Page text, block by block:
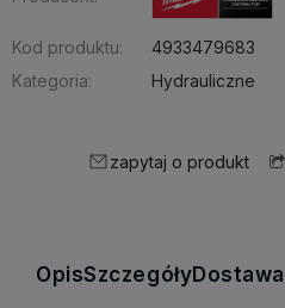
Kod produktu:
4933479683
Kategoria:
Hydrauliczne
zapytaj o produkt
OpisSzczegółyDostawa